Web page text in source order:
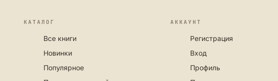
КАТАЛОГ
Все книги
Новинки
Популярное
АККАУНТ
Регистрация
Вход
Профиль